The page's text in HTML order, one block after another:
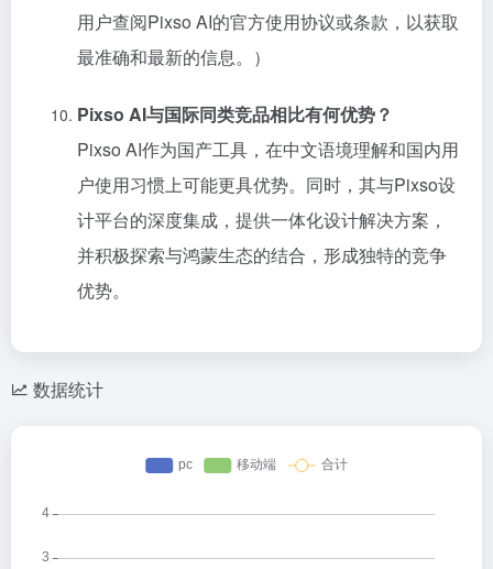
用户查阅Pixso AI的官方使用协议或条款，以获取
最准确和最新的信息。）
Pixso AI与国际同类竞品相比有何优势？
Pixso AI作为国产工具，在中文语境理解和国内用
户使用习惯上可能更具优势。同时，其与Pixso设
计平台的深度集成，提供一体化设计解决方案，
并积极探索与鸿蒙生态的结合，形成独特的竞争
优势。
数据统计